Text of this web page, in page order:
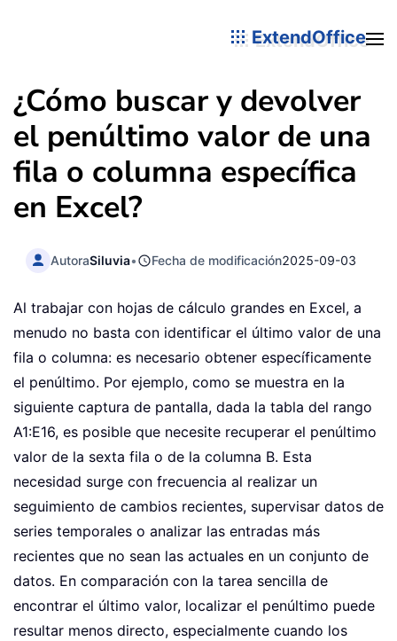
ExtendOffice
¿Cómo buscar y devolver
el penúltimo valor de una
fila o columna específica
en Excel?
AutoraSiluvia• Fecha de modificación2025-09-03
Al trabajar con hojas de cálculo grandes en Excel, a
menudo no basta con identificar el último valor de una
fila o columna: es necesario obtener específicamente
el penúltimo. Por ejemplo, como se muestra en la
siguiente captura de pantalla, dada la tabla del rango
A1:E16, es posible que necesite recuperar el penúltimo
valor de la sexta fila o de la columna B. Esta
necesidad surge con frecuencia al realizar un
seguimiento de cambios recientes, supervisar datos de
series temporales o analizar las entradas más
recientes que no sean las actuales en un conjunto de
datos. En comparación con la tarea sencilla de
encontrar el último valor, localizar el penúltimo puede
resultar menos directo, especialmente cuando los